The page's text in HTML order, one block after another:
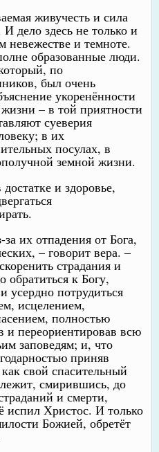
живучесть и сила
дело здесь не только и
невежестве и темноте.
образованные люди.
по
был очень
укоренённости
– в той приятности
суеверия
в их
посулах, в
земной жизни.
и здоровье,
их отпадения от Бога,
– говорит вера. –
страдания и
к Богу,
усердно потрудиться
исцелением,
полностью
и переориентировав всю
заповедям; и, что
приняв
свой спасительный
смирившись, до
и смерти,
испил Христос. И только
Божией, обретёт